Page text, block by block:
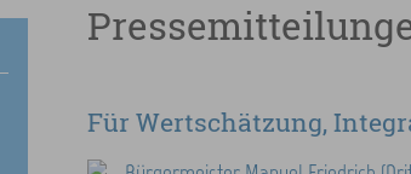
Für Wertschätzung,